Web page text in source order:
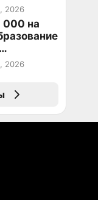
2026
000 на
в
2026